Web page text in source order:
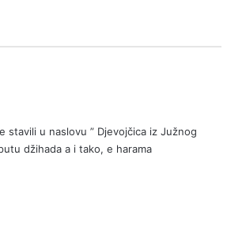
stavili u naslovu ” Djevojčica iz Južnog
džihada a i tako, e harama